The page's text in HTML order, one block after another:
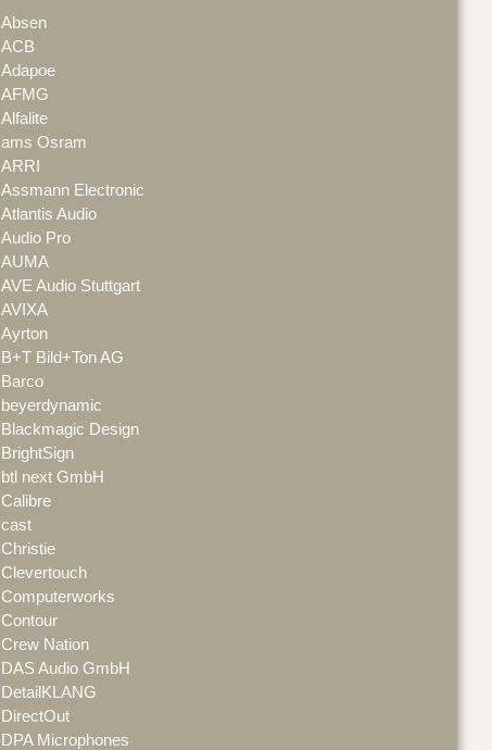
Absen
ACB
Adapoe
AFMG
Alfalite
ams Osram
ARRI
Assmann Electronic
Atlantis Audio
Audio Pro
AUMA
AVE Audio Stuttgart
AVIXA
Ayrton
B+T Bild+Ton AG
Barco
beyerdynamic
Blackmagic Design
BrightSign
btl next GmbH
Calibre
cast
Christie
Clevertouch
Computerworks
Contour
Crew Nation
DAS Audio GmbH
DetailKLANG
DirectOut
DPA Microphones